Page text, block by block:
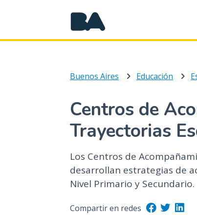
Buenos Aires Educación
Centros de
Trayectorias
Los Centros de
desarrollan estrategias de
Nivel Primario y Secundario.
Compartir en redes